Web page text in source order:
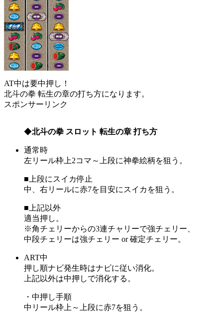
AT中は要中押し！
北斗の拳 転生の章の打ち方になります。
スポンサーリンク
◆北斗の拳 スロット 転生の章 打ち方
通常時
左リール枠上2コマ～上段に神拳絵柄を狙う。
■上段にスイカ停止
中、右リールに赤7を目安にスイカを狙う。
■上記以外
適当押し。
※角チェリーからの3連チャリーで強チェリー、
中段チェリーは強チェリー or 確定チェリー。
ART中
押し順ナビ発生時はナビに従い消化。
上記以外は中押しで消化する。
・中押し手順
中リール枠上～上段に赤7を狙う。